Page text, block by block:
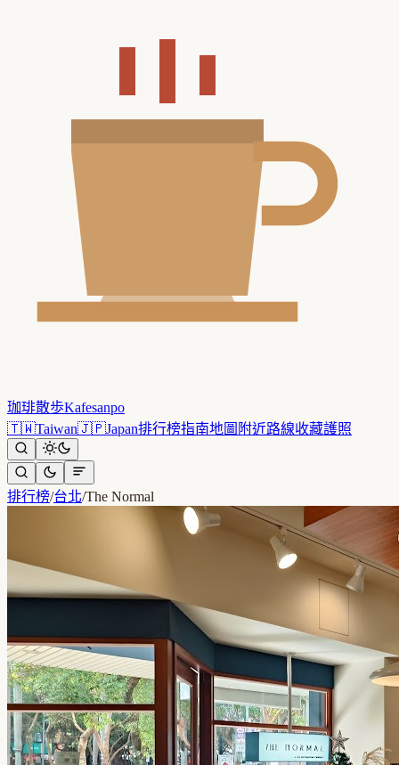
珈琲散歩Kafesanpo
🇹🇼Taiwan🇯🇵Japan排行榜指南地圖 附近路線收藏護照
排行榜/台北/The Normal